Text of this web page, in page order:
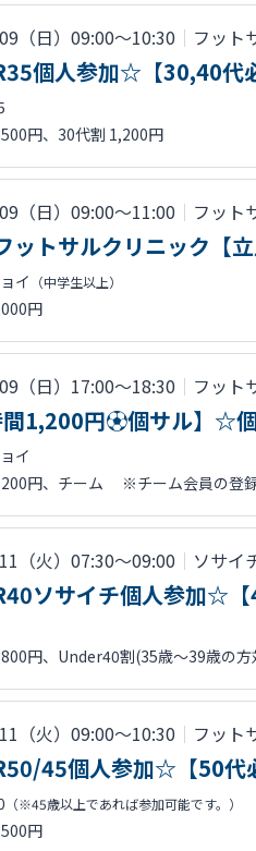
（日）09:00〜10:30 ｜ フット
個人参加☆【30,40代
円、30代割 1,200円
（日）09:00〜11:00 ｜ フット
ットサルクリニック【
イ （中学生以上）
円
（日）17:00〜18:30 ｜ フット
間1,200円⚽個サル】☆
イ
円、チーム ※チーム会員の登
（火）07:30〜09:00 ｜ ソサイ
ソサイチ個人参加☆【
円、Under40割(35歳～39歳の
（火）09:00〜10:30 ｜ フット
45個人参加☆【50代
（※45歳以上であれば参加可能です。）
円